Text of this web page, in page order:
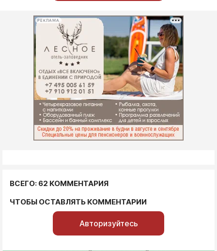
РЕКЛАМА
ВСЕГО: 62 КОММЕНТАРИЯ
ЧТОБЫ ОСТАВЛЯТЬ КОММЕНТАРИИ
Авторизуйтесь